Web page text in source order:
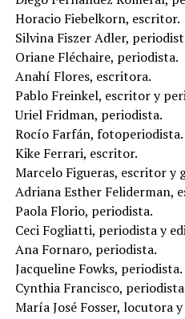
Horacio Fiebelkorn, escritor.
Silvina Fiszer Adler,
Oriane Fléchaire, periodista.
Anahí Flores, escritora.
Pablo Freinkel, escritor y
Uriel Fridman, periodista.
Rocío Farfán, fotoperiodista.
Kike Ferrari, escritor.
Marcelo Figueras, escritor y
Adriana Esther Feliderman,
Paola Florio, periodista.
Ceci Fogliatti, periodista y
Ana Fornaro, periodista.
Jacqueline Fowks, periodista.
Cynthia Francisco,
María José Fosser, locutora